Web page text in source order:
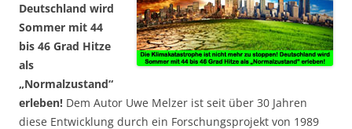
Deutschland wird
Sommer mit 44
bis 46 Grad Hitze
als
„Normalzustand“
erleben! Dem Autor Uwe Melzer ist seit über 30 Jahren
diese Entwicklung durch ein Forschungsprojekt von 1989